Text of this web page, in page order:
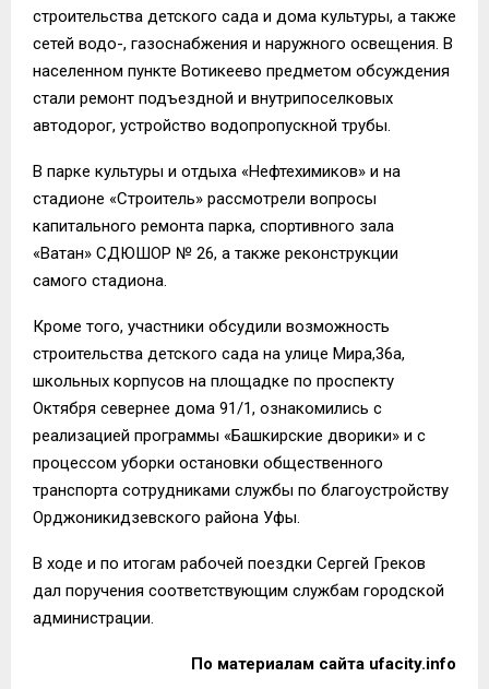
строительства детского сада и дома культуры, а также
сетей водо-, газоснабжения и наружного освещения. В
населенном пункте Вотикеево предметом обсуждения
стали ремонт подъездной и внутрипоселковых
автодорог, устройство водопропускной трубы.
В парке культуры и отдыха «Нефтехимиков» и на
стадионе «Строитель» рассмотрели вопросы
капитального ремонта парка, спортивного зала
«Ватан» СДЮШОР № 26, а также реконструкции
самого стадиона.
Кроме того, участники обсудили возможность
строительства детского сада на улице Мира,36а,
школьных корпусов на площадке по проспекту
Октября севернее дома 91/1, ознакомились с
реализацией программы «Башкирские дворики» и с
процессом уборки остановки общественного
транспорта сотрудниками службы по благоустройству
Орджоникидзевского района Уфы.
В ходе и по итогам рабочей поездки Сергей Греков
дал поручения соответствующим службам городской
администрации.
По материалам сайта ufacity.info